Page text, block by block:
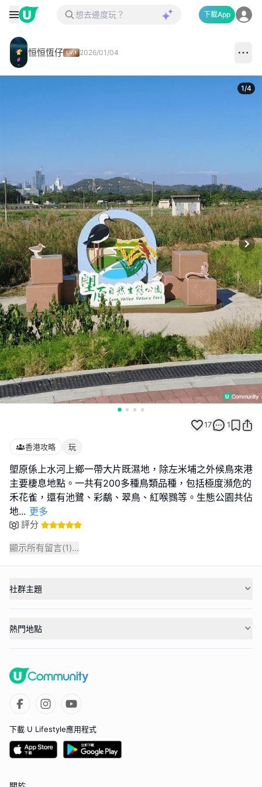
下載App
恒恒恆仔 2026/01/04
1/4
17 1
香港攻略 玩
塱原係上水河上鄉一帶大片既濕地，除左米埔之外候鳥來港
主要棲息地點。一共有200多種鳥類品種，包括極度瀕危的
禾花雀，還有池鷺、彩鷸、翠鳥、紅喉鷚等。生態公園共佔
地... 更多
評分
顯示所有留言(1)...
社群主題
熱門地點
下載 U Lifestyle應用程式